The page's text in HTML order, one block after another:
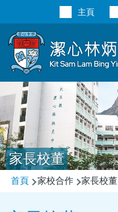
主頁
家長校董
導
首頁 家校合作 家長校董